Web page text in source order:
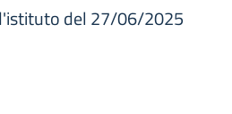
del 27/06/2025